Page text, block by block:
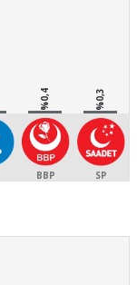
%0,4
BBP
%0,3
SP